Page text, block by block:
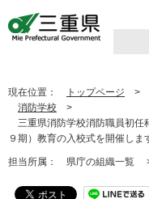
現在位置： トップページ >
消防学校 >
三重県消防学校消防職員初任
９期）教育の入校式を開催しま
担当所属： 県庁の組織一覧